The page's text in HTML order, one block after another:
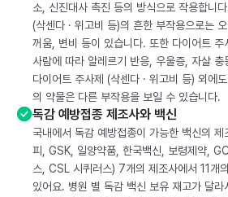
소, 신진대사 촉진 등의 방식으로 작용합니
(삭센다 · 위고비 등)의 흔한 부작용으로는
꺼움, 변비 등이 있습니다. 또한 다이어트 주
사람에 따라 알레르기 반응, 우울증, 자살
다이어트 주사제 (삭센다 · 위고비 등) 외에
의 약물은 다른 부작용을 보일 수 있습니다.
독감 예방접종 제조사와 백신
국내에서 독감 예방접종이 가능한 백신의
피, GSK, 일양약품, 한국백신, 보령제약,
스, CSL 시퀴러스) 7개의 제조사에서 11개
있어요. 병원 별 독감 백신 보유 재고가 달